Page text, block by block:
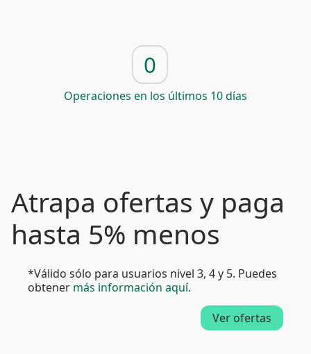
0
Operaciones en los últimos 10 días
Atrapa ofertas y paga
hasta 5% menos
*Válido sólo para usuarios nivel 3, 4 y 5. Puedes
obtener más información aquí.
Ver ofertas